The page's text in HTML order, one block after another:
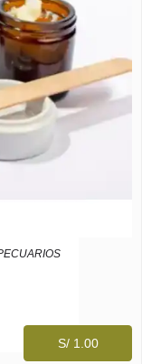
S/ 1.00